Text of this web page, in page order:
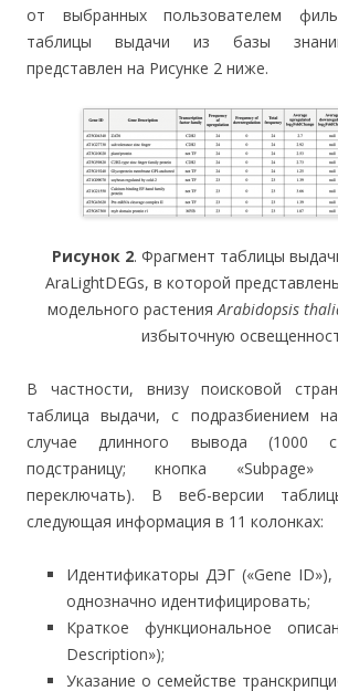
от выбранных пользователем
таблицы выдачи из базы
представлен на Рисунке 2 ниже.
Рисунок 2. Фрагмент таблицы
AraLightDEGs, в которой
модельного растенияArabidopsis
избыточную
В частности, внизу поисковой
таблица выдачи, с подразбиением
случае длинного вывода (1000
подстраницу; кнопка
переключать). В веб-версии
следующая информация в 11 колонках:
Идентификаторы ДЭГ («Gene
однозначно идентифицировать;
Краткое функциональное
Description»);
Указание о семействе